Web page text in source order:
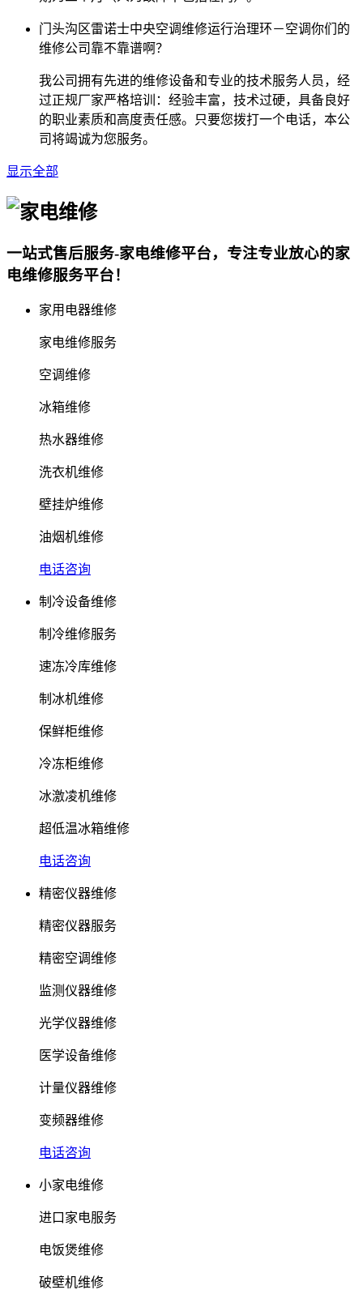
门头沟区雷诺士中央空调维修运行治理环－空调你们的
维修公司靠不靠谱啊？
我公司拥有先进的维修设备和专业的技术服务人员，经
过正规厂家严格培训：经验丰富，技术过硬，具备良好
的职业素质和高度责任感。只要您拨打一个电话，本公
司将竭诚为您服务。
显示全部
一站式售后服务-家电维修平台，专注专业放心的家
电维修服务平台！
家用电器维修
家电维修服务
空调维修
冰箱维修
热水器维修
洗衣机维修
壁挂炉维修
油烟机维修
电话咨询
制冷设备维修
制冷维修服务
速冻冷库维修
制冰机维修
保鲜柜维修
冷冻柜维修
冰激凌机维修
超低温冰箱维修
电话咨询
精密仪器维修
精密仪器服务
精密空调维修
监测仪器维修
光学仪器维修
医学设备维修
计量仪器维修
变频器维修
电话咨询
小家电维修
进口家电服务
电饭煲维修
破壁机维修